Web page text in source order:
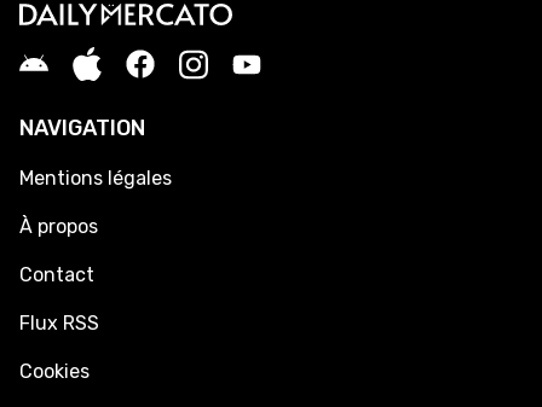
NAVIGATION
Mentions légales
À propos
Contact
Flux RSS
Cookies